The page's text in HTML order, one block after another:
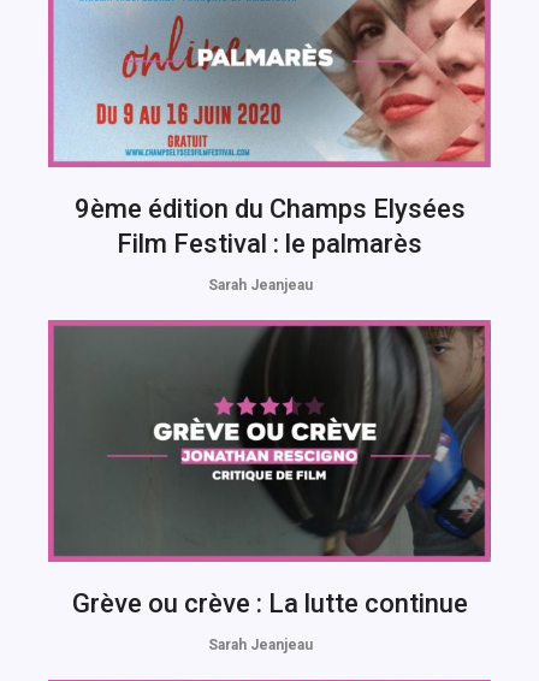
9ème édition du Champs Elysées
Film Festival : le palmarès
Sarah Jeanjeau
Grève ou crève : La lutte continue
Sarah Jeanjeau